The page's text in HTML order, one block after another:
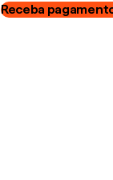
Receba